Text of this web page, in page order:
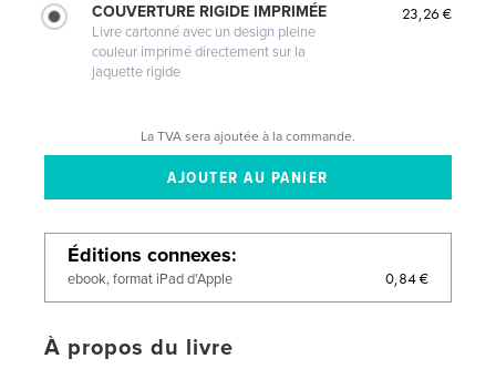
COUVERTURE RIGIDE IMPRIMÉE
Livre cartonné avec un design pleine
couleur imprimé directement sur la
jaquette rigide
23,26 €
La TVA sera ajoutée à la commande.
Éditions connexes
ebook, format iPad d'Apple 0,84 €
À propos du livre